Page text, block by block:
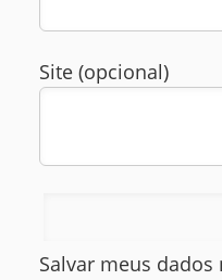
Site (opcional)
Salvar meus